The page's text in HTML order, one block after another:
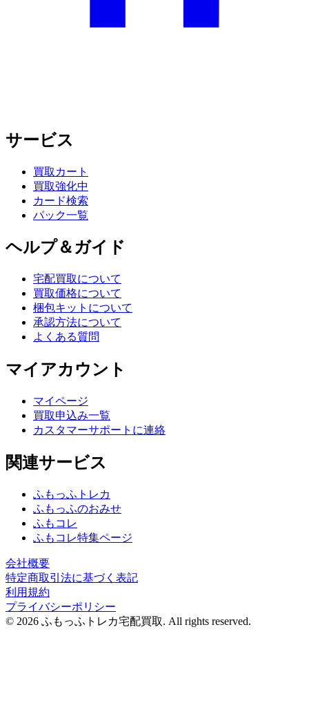
サービス
買取カート
買取強化中
カード検索
パック一覧
ヘルプ＆ガイド
宅配買取について
買取価格について
梱包キットについて
承認方法について
よくある質問
マイアカウント
マイページ
買取申込み一覧
カスタマーサポートに連絡
関連サービス
ふもっふトレカ
ふもっふのおみせ
ふもコレ
ふもコレ特集ページ
会社概要
特定商取引法に基づく表記
利用規約
プライバシーポリシー
© 2026 ふもっふトレカ宅配買取. All rights reserved.